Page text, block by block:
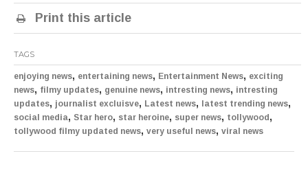
Print this article
TAGS
enjoying news, entertaining news, Entertainment News, exciting
news, filmy updates, genuine news, intresting news, intresting
updates, journalist excluisve, Latest news, latest trending news,
social media, Star hero, star heroine, super news, tollywood,
tollywood filmy updated news, very useful news, viral news